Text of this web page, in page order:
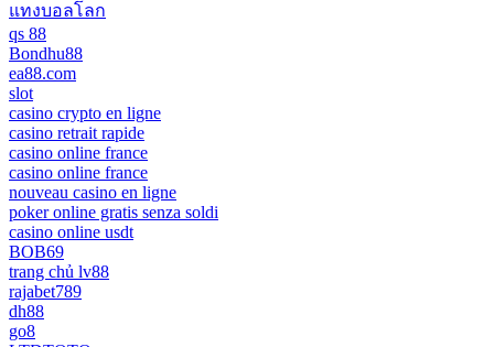
แทงบอลโลก
qs 88
Bondhu88
ea88.com
slot
casino crypto en ligne
casino retrait rapide
casino online france
casino online france
nouveau casino en ligne
poker online gratis senza soldi
casino online usdt
BOB69
trang chủ lv88
rajabet789
dh88
go8